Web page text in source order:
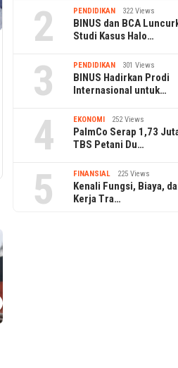
2 PENDIDIKAN 322 Views
BINUS dan BCA
Studi Kasus Halo…
3 PENDIDIKAN 301 Views
BINUS Hadirkan Prodi
Internasional untuk…
4 EKONOMI 252 Views
PalmCo Serap 1,73
TBS Petani Du…
5 FINANSIAL 225 Views
Kenali Fungsi, Biaya,
Kerja Tra…